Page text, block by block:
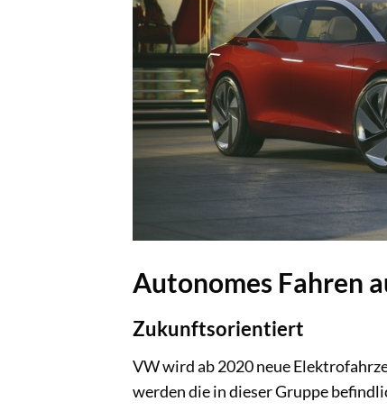
Autonomes Fahren
Zukunftsorientiert
VW wird ab 2020 neue
werden die in dieser Gruppe